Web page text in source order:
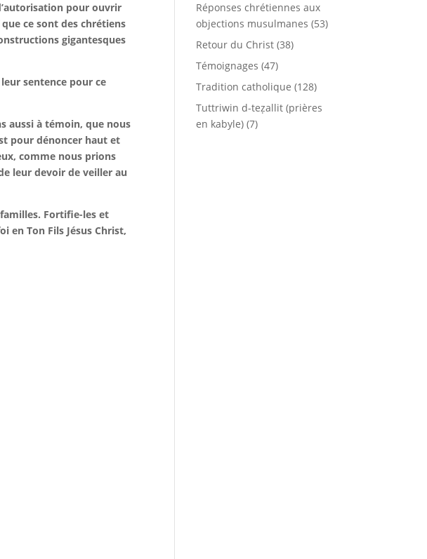
pour ouvrir
ce sont des chrétiens
gigantesques
sentence pour ce
aussi à témoin, que nous
pour dénoncer haut et
comme nous prions
leur devoir de veiller au
Fortifie-les et
en Ton Fils Jésus Christ,
Réponses chrétiennes aux
objections musulmanes (53)
Retour du Christ (38)
Témoignages (47)
Tradition catholique (128)
Tuttriwin d-teẓallit (prières
en kabyle) (7)